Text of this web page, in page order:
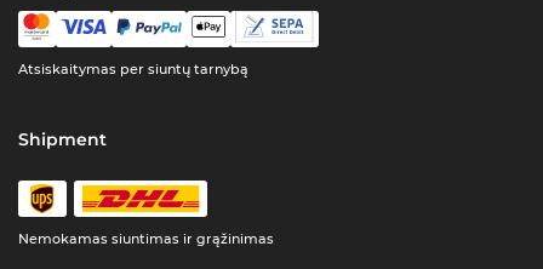
Atsiskaitymas per siuntų tarnybą
Shipment
Nemokamas siuntimas ir grąžinimas